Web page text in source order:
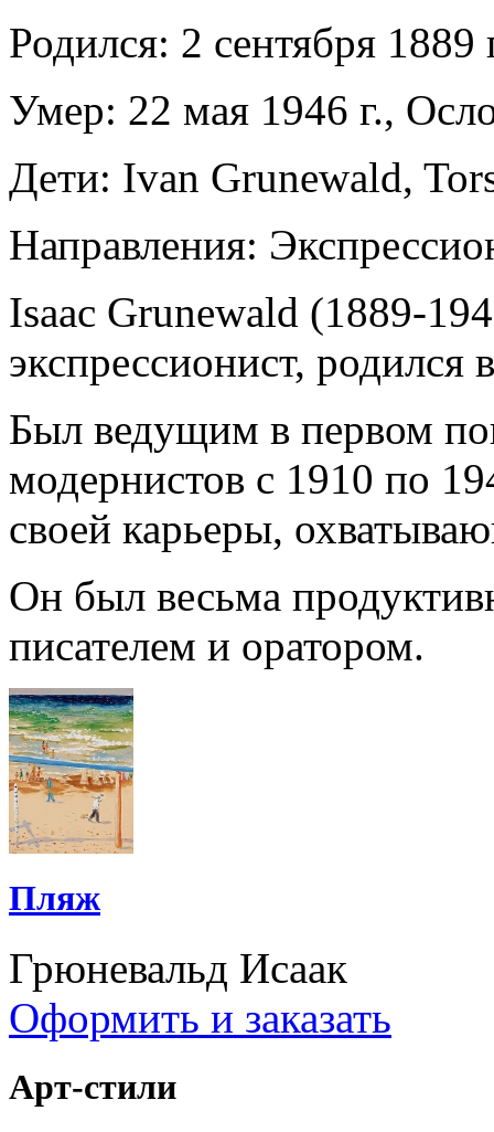
Родился: 2 сентября
Умер: 22 мая 1946 г.,
Дети: Ivan Grunewald,
Направления:
Isaac Grunewald (1889-
экспрессионист, родился
Был ведущим в первом
модернистов с 1910 по
своей карьеры,
Он был весьма
писателем и оратором.
Пляж
Грюневальд Исаак
Оформить и заказать
Арт-стили